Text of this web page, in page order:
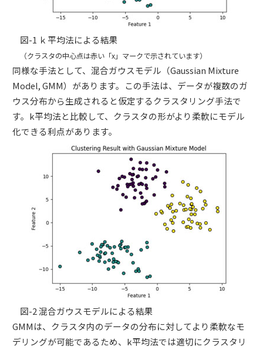
図-1 ｋ平均法による結果
（クラスタの中心点は赤い「x」マークで示されています）
同様な手法として、混合ガウスモデル（Gaussian Mixture
Model, GMM）があります。この手法は、データが複数のガ
ウス分布から生成されると仮定するクラスタリング手法で
す。k平均法と比較して、クラスタの形がより柔軟にモデル
化できる利点があります。
図-2 混合ガウスモデルによる結果
GMMは、クラスタ内のデータの分布に対してより柔軟なモ
デリングが可能であるため、k平均法では適切にクラスタリ